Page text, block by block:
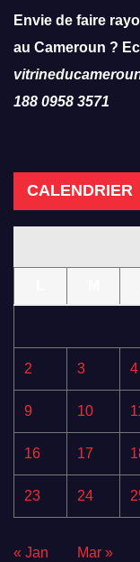
Envie de faire
au Cameroun ?
188 0958 3571
CALENDRIER
2 3 4
9 10
16 17
23 24
« Jan Mar »